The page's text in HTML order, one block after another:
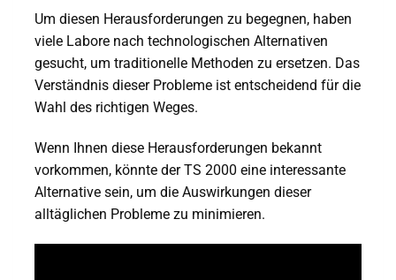
Um diesen Herausforderungen zu begegnen, haben
viele Labore nach technologischen Alternativen
gesucht, um traditionelle Methoden zu ersetzen. Das
Verständnis dieser Probleme ist entscheidend für die
Wahl des richtigen Weges.
Wenn Ihnen diese Herausforderungen bekannt
vorkommen, könnte der TS 2000 eine interessante
Alternative sein, um die Auswirkungen dieser
alltäglichen Probleme zu minimieren.